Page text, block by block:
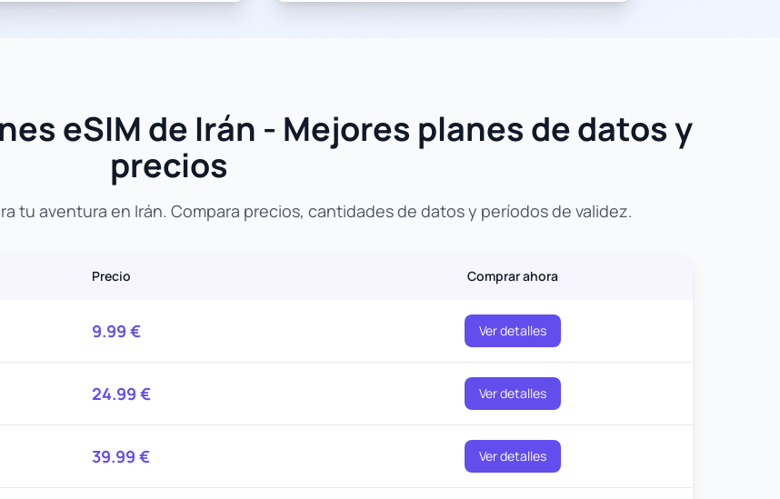
eSIM de Irán - Mejores planes de datos y
precios
tu aventura en Irán. Compara precios, cantidades de datos y períodos de validez.
Precio Comprar ahora
9.99 € Ver detalles
24.99 € Ver detalles
39.99 € Ver detalles